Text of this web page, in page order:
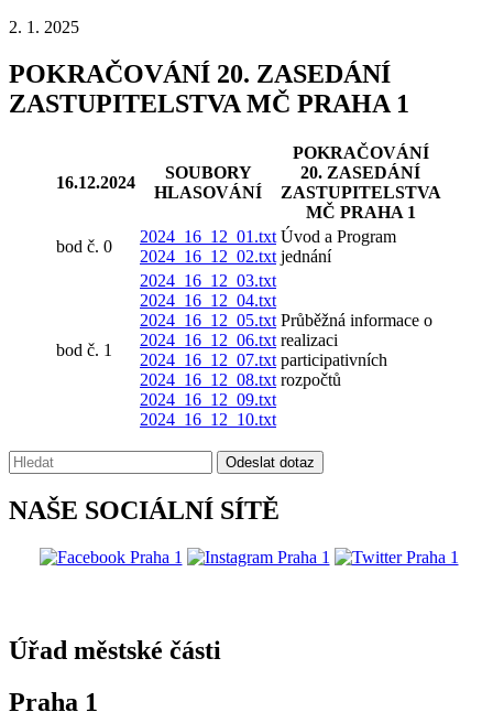
2. 1. 2025
POKRAČOVÁNÍ 20. ZASEDÁNÍ
ZASTUPITELSTVA MČ PRAHA 1
16.12.2024
SOUBORY
HLASOVÁNÍ
POKRAČOVÁNÍ
20. ZASEDÁNÍ
ZASTUPITELSTVA
MČ PRAHA 1
bod č. 0
2024_16_12_01.txt
2024_16_12_02.txt
Úvod a Program
jednání
bod č. 1
2024_16_12_03.txt
2024_16_12_04.txt
2024_16_12_05.txt
2024_16_12_06.txt
2024_16_12_07.txt
2024_16_12_08.txt
2024_16_12_09.txt
2024_16_12_10.txt
Průběžná informace o
realizaci
participativních
rozpočtů
Vyhledávání: Odeslat dotaz
NAŠE SOCIÁLNÍ SÍTĚ
Úřad městské části
Praha 1